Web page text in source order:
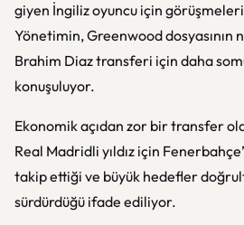
giyen İngiliz oyuncu için
Yönetimin, Greenwood dosyasının
Brahim Diaz transferi için daha
konuşuluyor.
Ekonomik açıdan zor bir transfer
Real Madridli yıldız için
takip ettiği ve büyük hedefler
sürdürdüğü ifade ediliyor.